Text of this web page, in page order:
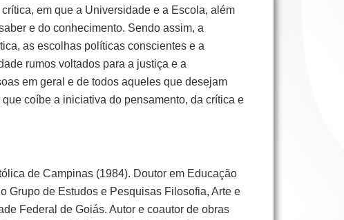
em que a Universidade e a Escola, além
e do conhecimento. Sendo assim, a
as escolhas políticas conscientes e a
rumos voltados para a justiça e a
em geral e de todos aqueles que desejam
coíbe a iniciativa do pensamento, da crítica e
de Campinas (1984). Doutor em Educação
Grupo de Estudos e Pesquisas Filosofia, Arte e
Federal de Goiás. Autor e coautor de obras